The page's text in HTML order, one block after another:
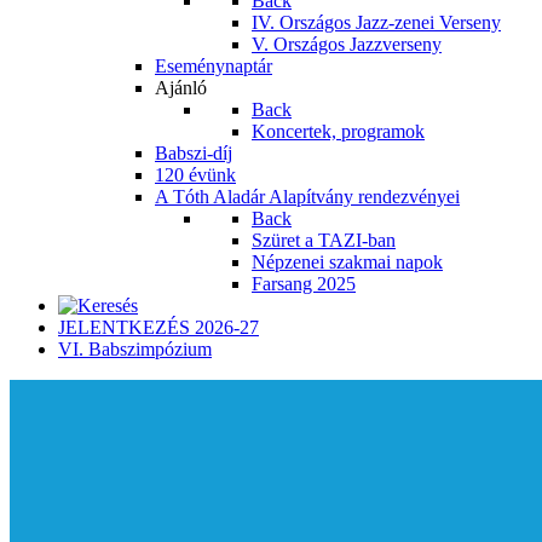
IV. Országos Jazz-zenei Verseny
V. Országos Jazzverseny
Eseménynaptár
Ajánló
Back
Koncertek, programok
Babszi-díj
120 évünk
A Tóth Aladár Alapítvány rendezvényei
Back
Szüret a TAZI-ban
Népzenei szakmai napok
Farsang 2025
JELENTKEZÉS 2026-27
VI. Babszimpózium